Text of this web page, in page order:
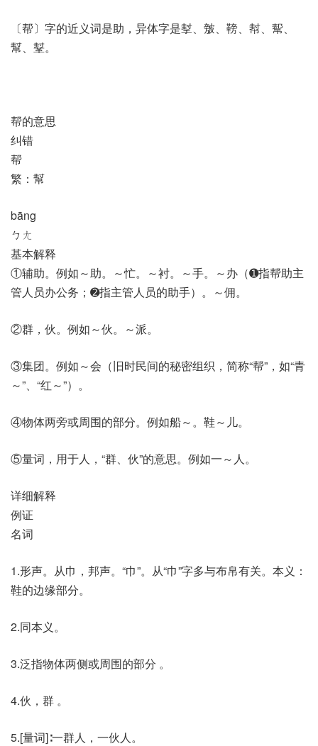
〔帮〕字的近义词是助，异体字是㨍、㿶、䩷、幇、幚、
幫、鞤。
帮的意思
纠错
帮
繁：幫
bāng
ㄅㄤ
基本解释
①辅助。例如～助。～忙。～衬。～手。～办（➊指帮助主
管人员办公务；➋指主管人员的助手）。～佣。
②群，伙。例如～伙。～派。
③集团。例如～会（旧时民间的秘密组织，简称“帮”，如“青
～”、“红～”）。
④物体两旁或周围的部分。例如船～。鞋～儿。
⑤量词，用于人，“群、伙”的意思。例如一～人。
详细解释
例证
名词
1.形声。从巾，邦声。“巾”。从“巾”字多与布帛有关。本义：
鞋的边缘部分。
2.同本义。
3.泛指物体两侧或周围的部分 。
4.伙，群 。
5.[量词]∶一群人，一伙人。